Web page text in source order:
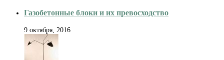
Газобетонные блоки и их превосходство
9 октября, 2016